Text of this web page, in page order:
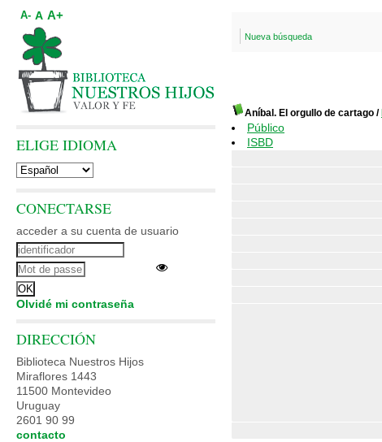
Nueva búsqueda
Aníbal. El orgullo de cartago /
Público
ISBD
A- A A+
ELIGE IDIOMA
CONECTARSE
acceder a su cuenta de usuario
Olvidé mi contraseña
DIRECCIÓN
Biblioteca Nuestros Hijos
Miraflores 1443
11500 Montevideo
Uruguay
2601 90 99
contacto